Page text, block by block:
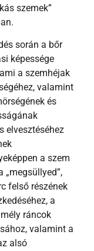
szemek”
során a bőr
képessége
a szemhéjak
valamint
és
elvesztéséhez
a szem
„megsüllyed”,
felső részének
a
ráncok
valamint a
alsó